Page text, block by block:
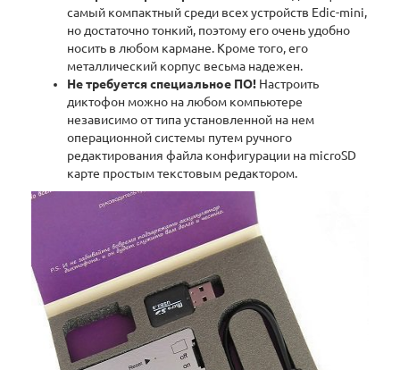
самый компактный среди всех устройств Edic-mini,
но достаточно тонкий, поэтому его очень удобно
носить в любом кармане. Кроме того, его
металлический корпус весьма надежен.
Не требуется специальное ПО! Настроить
диктофон можно на любом компьютере
независимо от типа установленной на нем
операционной системы путем ручного
редактирования файла конфигурации на microSD
карте простым текстовым редактором.